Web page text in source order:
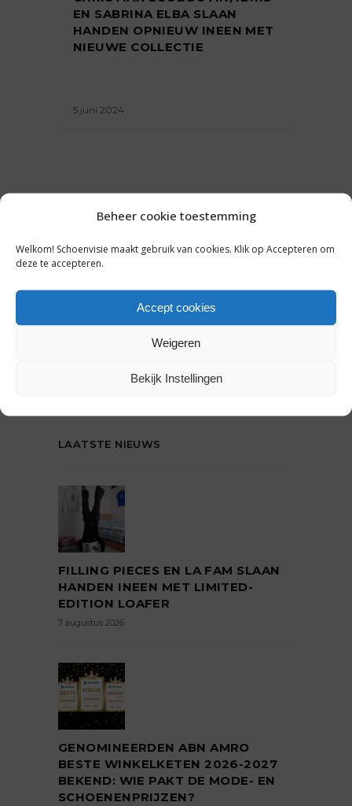
Beheer cookie toestemming
Welkom! Schoenvisie maakt gebruik van cookies. Klik op Accepteren om
deze te accepteren.
Accept cookies
Weigeren
Bekijk Instellingen
EN SABRINA ELBA SLAAN
HANDEN OPNIEUW INEEN MET
NIEUWE COLLECTIE
5 juni 2024
LAATSTE NIEUWS
FILLING PIECES EN LA FAM SLAAN
HANDEN INEEN MET LIMITED-
EDITION LOAFER
7 augustus 2026
GENOMINEERDEN ABN AMRO
BESTE WINKELKETEN 2026-2027
BEKEND: WIE PAKT DE MODE- EN
SCHOENENPRIJZEN?